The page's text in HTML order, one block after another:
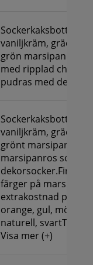
Sockerkaksbotten,
vaniljkräm,
grön marsipan som
med ripplad
pudras med
Sockerkaksbotten,
vaniljkräm, grädde.
grönt
marsipanros som
dekorsocker.Finnas
färger på marsipan
extrakostnad på 50
orange, gul,
naturell, svartText
Visa mer (+)